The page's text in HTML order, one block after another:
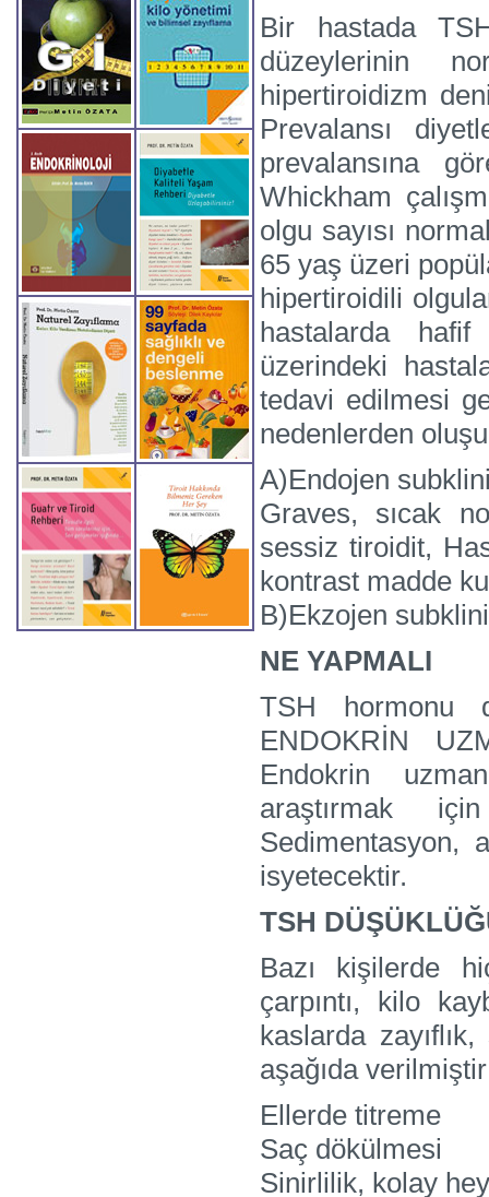
Bir hastada
düzeylerinin
hipertiroidizm
Prevalansı
prevalansına
Whickham
olgu sayısı
65 yaş üzeri
hipertiroidili
hastalarda
üzerindeki
tedavi edilmesi
nedenlerden
A)Endojen
Graves, sıcak
sessiz tiroidit,
kontrast madde
B)Ekzojen
NE YAPMALI
TSH hormonu
ENDOKRİN
Endokrin
araştırmak
Sedimentasyon,
isyetecektir.
TSH
Bazı kişilerde
çarpıntı, kilo
kaslarda
aşağıda
Ellerde titreme
Saç dökülmesi
Sinirlilik, kolay